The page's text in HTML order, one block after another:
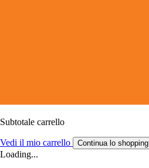
Subtotale carrello
Vedi il mio carrello Continua lo shopping
Loading...